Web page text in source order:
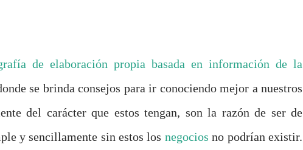
de elaboración propia basada en información de la
se brinda consejos para ir conociendo mejor a nuestros
del carácter que estos tengan, son la razón de ser de
y sencillamente sin estos los negocios no podrían existir.